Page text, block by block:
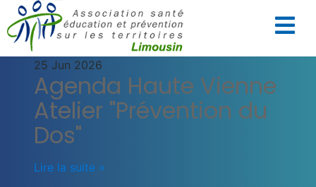
25 Jun 2026
Agenda Haute Vienne
Atelier "Prévention du
Dos"
Lire la suite »